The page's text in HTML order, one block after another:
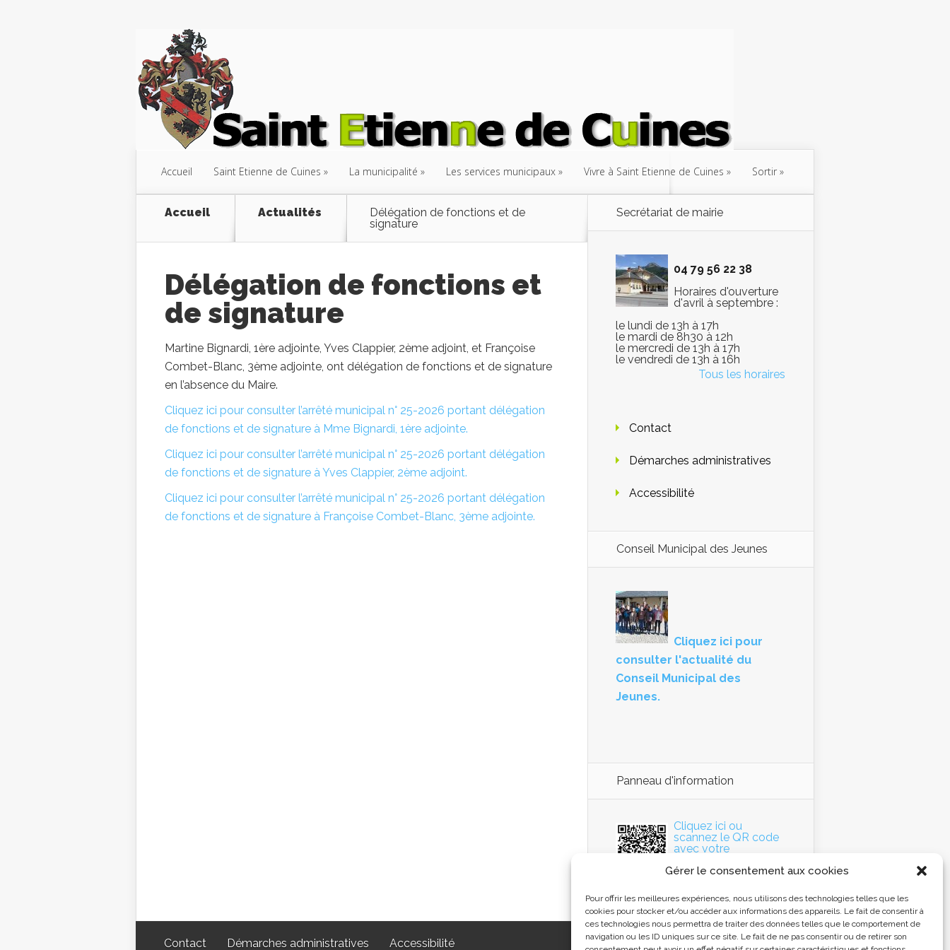
Gérer le consentement aux cookies
Pour offrir les meilleures expériences, nous utilisons des technologies telles que les
cookies pour stocker et/ou accéder aux informations des appareils. Le fait de consentir à
ces technologies nous permettra de traiter des données telles que le comportement de
navigation ou les ID uniques sur ce site. Le fait de ne pas consentir ou de retirer son
Accueil Saint Etienne de Cuines La municipalité Les services municipaux Vivre à Saint Etienne de Cuines Sortir
Accueil Actualités
Délégation de fonctions et de
signature
Délégation de fonctions et
de signature
Martine Bignardi, 1ère adjointe, Yves Clappier, 2ème adjoint, et Françoise
Combet-Blanc, 3ème adjointe, ont délégation de fonctions et de signature
en l’absence du Maire.
Cliquez ici pour consulter l’arrêté municipal n° 25-2026 portant délégation
de fonctions et de signature à Mme Bignardi, 1ère adjointe.
Cliquez ici pour consulter l’arrêté municipal n° 25-2026 portant délégation
de fonctions et de signature à Yves Clappier, 2ème adjoint.
Cliquez ici pour consulter l’arrêté municipal n° 25-2026 portant délégation
de fonctions et de signature à Françoise Combet-Blanc, 3ème adjointe.
Secrétariat de mairie
04 79 56 22 38
Horaires d'ouverture
d'avril à septembre :
le lundi de 13h à 17h
le mardi de 8h30 à 12h
le mercredi de 13h à 17h
le vendredi de 13h à 16h
Tous les horaires
Contact
Démarches administratives
Accessibilité
Conseil Municipal des Jeunes
Cliquez ici pour
consulter l'actualité du
Conseil Municipal des
Jeunes.
Panneau d'information
Cliquez ici ou
scannez le QR code
avec votre
accéder au panneau
commune.
Contact Démarches administratives Accessibilité